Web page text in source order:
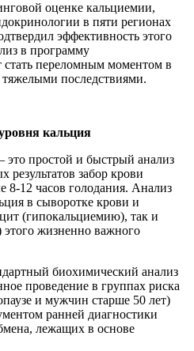
оценке кальциемии,
в пяти регионах
эффективность этого
в программу
стать переломным моментом в
тяжелыми последствиями.
кальция
простой и быстрый анализ
забор крови
8-12 часов голодания. Анализ
в сыворотке крови и
(гипокальциемию), так и
жизненно важного
биохимический анализ
проведение в группах риска
и мужчин старше 50 лет)
ранней диагностики
лежащих в основе